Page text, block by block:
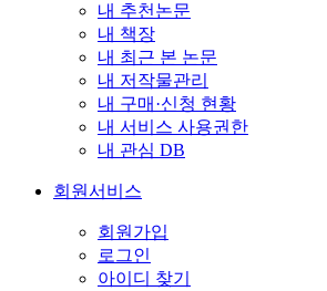
내 추천논문
내 책장
내 최근 본 논문
내 저작물관리
내 구매·신청 현황
내 서비스 사용권한
내 관심 DB
회원서비스
회원가입
로그인
아이디 찾기